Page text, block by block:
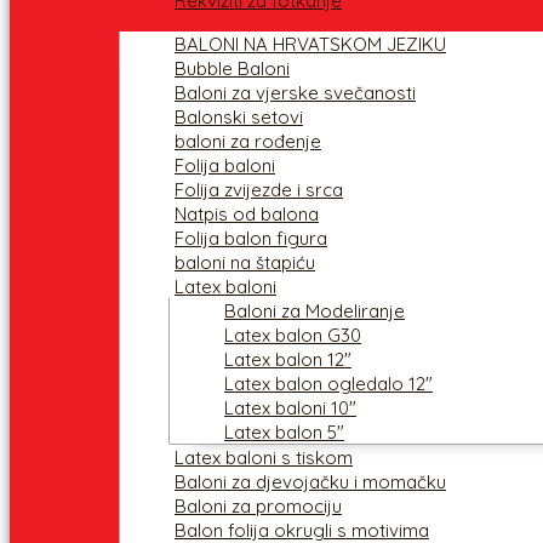
BALONI NA HRVATSKOM JEZIKU
Bubble Baloni
Baloni za vjerske svečanosti
Balonski setovi
baloni za rođenje
Folija baloni
Folija zvijezde i srca
Natpis od balona
Folija balon figura
baloni na štapiću
Latex baloni
Baloni za Modeliranje
Latex balon G30
Latex balon 12″
Latex balon ogledalo 12″
Latex baloni 10″
Latex balon 5″
Latex baloni s tiskom
Baloni za djevojačku i momačku
Baloni za promociju
Balon folija okrugli s motivima